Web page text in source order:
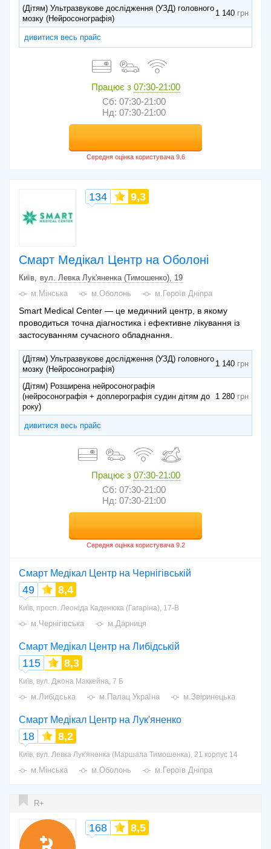
(Дітям) Ультразвукове дослідження (УЗД) головного
мозку (Нейросонографія)
1 140
дивитися весь прайс
Працює з 07:30-21:00
Сб: 07:30-21:00
Нд: 07:30-21:00
Смарт Медікал Центр на Оболоні
134 9,3
Київ
вул. Левка Лук'яненка (Тимошенко), 19
м.Мінська
м.Оболонь м.Героїв Дніпра
Smart Medical Center — це медичний центр, в якому
проводиться точна діагностика і ефективне лікування із
застосуванням сучасного обладнання.
(Дітям) Ультразвукове дослідження (УЗД) головного
мозку (Нейросонографія)
1 140
(Дітям) Розширена нейросонографія
(нейросонографія + доплерографія судин дітям до
року)
1 280
дивитися весь прайс
Працює з 07:30-21:00
Сб: 07:30-21:00
Нд: 07:30-21:00
Смарт Медікал Центр на Чернігівській
49 8,4
Київ, просп. Леоніда Каденюка (Гагаріна), 17-В
м.Чернігівська м.Дарниця
Смарт Медікал Центр на Либідській
115 8,3
Київ, вул. Джона Маккейна, 7 Б
м.Либідська м.Палац Україна м.Звіринецька
Смарт Медікал Центр на Лук'яненко
18 8,2
Київ, вул. Левка Лук'яненка (Маршала Тимошенка), 21 корпус 14
м.Мінська м.Оболонь м.Героїв Дніпра
R+
168 8,5